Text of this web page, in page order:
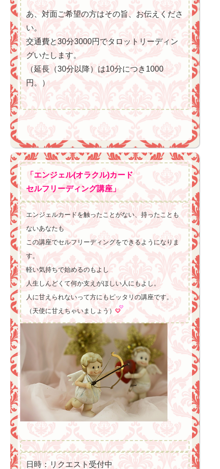
あ、対面ご希望の方はその旨、お伝えくださ
い。
交通費と30分3000円でタロットリーディン
グいたします。
（延長（30分以降）は10分につき1000
円。）
「エンジェル(オラクル)カード
セルフリーディング講座」
エンジェルカードを触ったことがない、持ったことも
ないあなたも
この講座でセルフリーディングをできるようになりま
す。
軽い気持ちで始めるのもよし
人生しんどくて何か支えがほしい人にもよし。
人に甘えられないって方にもピッタリの講座です。
（天使に甘えちゃいましょう）
日時：リクエスト受付中